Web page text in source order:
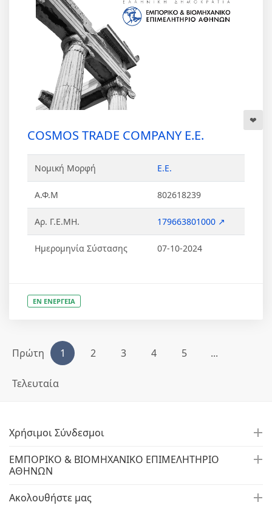
COSMOS TRADE COMPANY Ε.Ε.
Νομική Μορφή Ε.Ε.
Α.Φ.Μ 802618239
Αρ. Γ.Ε.ΜΗ. 179663801000 ↗
Ημερομηνία Σύστασης 07-10-2024
ΕΝ ΕΝΕΡΓΕΙΑ
Πρώτη 1 2 3 4 5 ...
Τελευταία
Χρήσιμοι Σύνδεσμοι
ΕΜΠΟΡΙΚΟ & ΒΙΟΜΗΧΑΝΙΚΟ ΕΠΙΜΕΛΗΤΗΡΙΟ
ΑΘΗΝΩΝ
Ακολουθήστε μας